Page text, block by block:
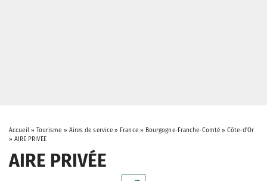
Accueil» Tourisme » Aires de service » France» Bourgogne-Franche-Comté »Côte-d'Or
» AIRE PRIVÉE
AIRE PRIVÉE